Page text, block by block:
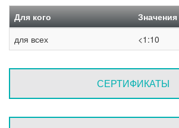
Для кого
Значения
для всех
<1:10
СЕРТИФИКАТЫ